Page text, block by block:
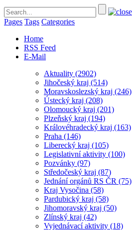
Pages Tags Categories
Home
RSS Feed
E-Mail
Aktuality (2902)
Jihočeský kraj (514)
Moravskoslezský kraj (246)
Ústecký kraj (208)
Olomoucký kraj (201)
Plzeňský kraj (194)
Královéhradecký kraj (163)
Praha (146)
Liberecký kraj (105)
Legislativní aktivity (100)
Pozvánky (97)
Středočeský kraj (87)
Jednání orgánů RS ČR (75)
Kraj Vysočina (58)
Pardubický kraj (58)
Jihomoravský kraj (50)
Zlínský kraj (42)
Vyjednávací aktivity (18)